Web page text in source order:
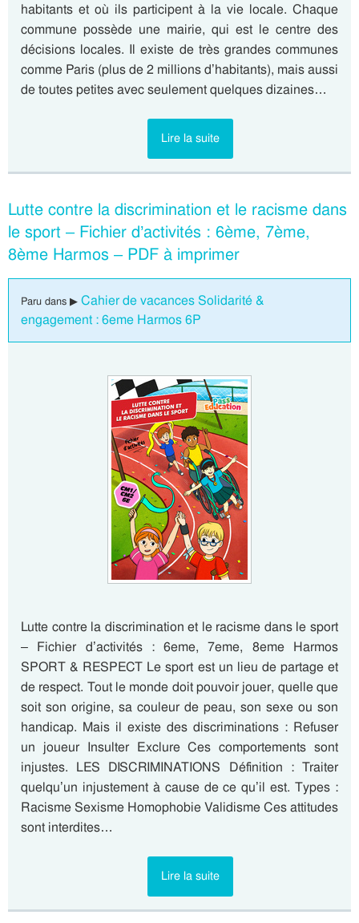
habitants et où ils participent à la vie locale. Chaque
commune possède une mairie, qui est le centre des
décisions locales. Il existe de très grandes communes
comme Paris (plus de 2 millions d’habitants), mais aussi
de toutes petites avec seulement quelques dizaines…
Lire la suite
Lutte contre la discrimination et le racisme dans
le sport – Fichier d’activités : 6ème, 7ème,
8ème Harmos – PDF à imprimer
Paru dans ▶ Cahier de vacances Solidarité &
engagement : 6eme Harmos 6P
Lutte contre la discrimination et le racisme dans le sport
– Fichier d’activités : 6eme, 7eme, 8eme Harmos
SPORT & RESPECT Le sport est un lieu de partage et
de respect. Tout le monde doit pouvoir jouer, quelle que
soit son origine, sa couleur de peau, son sexe ou son
handicap. Mais il existe des discriminations : Refuser
un joueur Insulter Exclure Ces comportements sont
injustes. LES DISCRIMINATIONS Définition : Traiter
quelqu’un injustement à cause de ce qu’il est. Types :
Racisme Sexisme Homophobie Validisme Ces attitudes
sont interdites…
Lire la suite